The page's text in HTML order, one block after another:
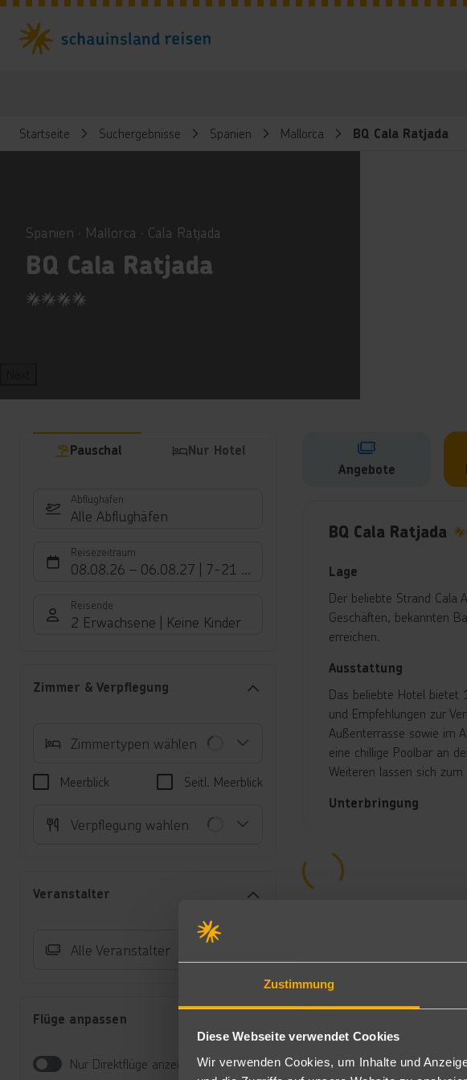
Zustimmung
Diese Webseite verwendet Cookies
Wir verwenden Cookies, um Inhalte und
Startseite Suchergebnisse Spanien Mallorca BQ Cala Ratjada
Spanien ∙ Mallorca ∙ Cala Ratjada
BQ Cala Ratjada
4
Pauschal Nur Hotel
Abflughafen
Alle Abflughäfen
Reisezeitraum
08.08.26 – 06.08.27 7-21 Nächte
Reisende
2 Erwachsene Keine Kinder
Zimmer & Verpflegung
Zimmertypen wählen
Meerblick Seitl. Meerblick
Verpflegung wählen
Veranstalter
Alle Veranstalter
Flüge anpassen
Nur Direktflüge anzeigen
Angebote
BQ Cala Ratjada
Lage
Der beliebte Strand Cala
Geschäften, bekannten
erreichen.
Ausstattung
Das beliebte Hotel bietet
und Empfehlungen zur
Außenterrasse sowie im
eine chillige Poolbar an
Weiteren lassen sich
Unterbringung
Super-Sparzimmer:
Frühstück/Halbpension
Frühstück (bis 11:00)
werden.
Snacks 12-21 Uhr (gegen
All-Inclusive